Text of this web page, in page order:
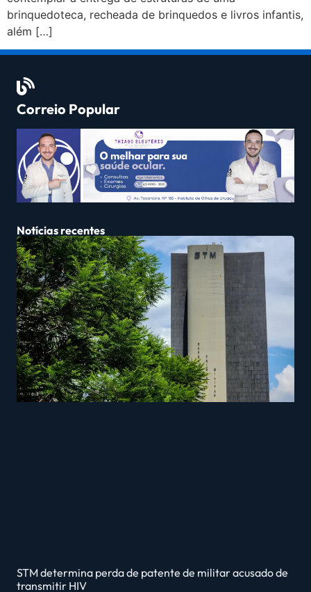
brinquedoteca, recheada de brinquedos e livros infantis,
além […]
Correio Popular
Notícias recentes
STM determina perda de patente de militar acusado de
transmitir HIV